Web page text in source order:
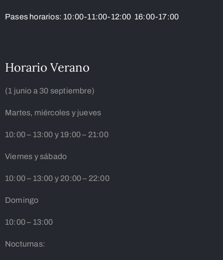
Pases horarios: 10:00-11:00-12:00 16:00-17:00
Horario Verano
(1 junio a 30 septiembre)
Martes, miércoles y jueves
10:00 – 13:00 y 19:00 – 21:00
Viernes y sábado
10:00 – 13:00 y 20:00 – 22:00
Domingo
10:00 – 13:00
Nocturnas: